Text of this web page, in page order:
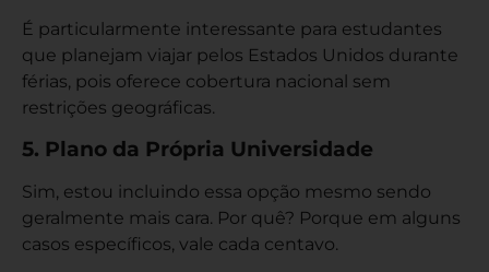
É particularmente interessante para estudantes
que planejam viajar pelos Estados Unidos durante
férias, pois oferece cobertura nacional sem
restrições geográficas.
5. Plano da Própria Universidade
Sim, estou incluindo essa opção mesmo sendo
geralmente mais cara. Por quê? Porque em alguns
casos específicos, vale cada centavo.